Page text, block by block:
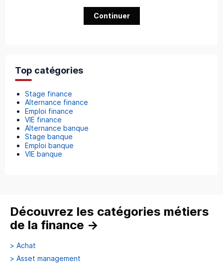
Continuer
Top catégories
Stage finance
Alternance finance
Emploi finance
VIE finance
Alternance banque
Stage banque
Emploi banque
VIE banque
Découvrez les catégories métiers
de la finance →
> Achat
> Asset management